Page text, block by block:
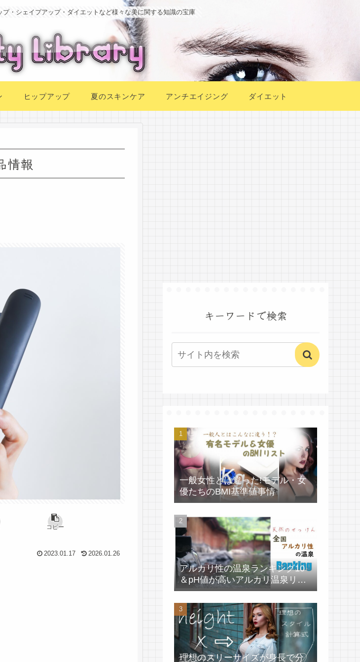
・シェイプアップ・ダイエットなど様々な美に関する知識の宝庫
ヒップアップ 夏のスキンケア アンチエイジング ダイエット
情報
コピー
2023.01.17 2026.01.26
キーワードで検索
一般女性とは違った!モデル・女
優たちのBMI基準値事情
アルカリ性の温泉ランキング10
＆pH値が高いアルカリ温泉リス
ト
理想のスリーサイズが身長で分